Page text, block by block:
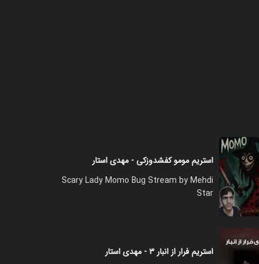
استریم مومو کفشدوزکی - مهدی استار
Scary Lady Momo Bug Stream by Mehdi
Star
استریم فرار از انبار ۳ - مهدی استار